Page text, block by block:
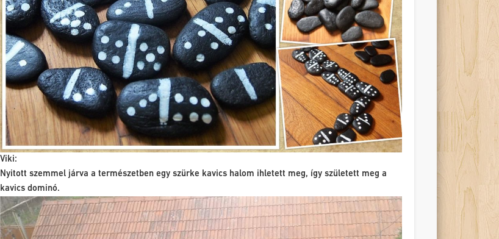
Viki:
Nyitott szemmel járva a természetben egy szürke kavics halom ihletett meg, így született meg a
kavics dominó.